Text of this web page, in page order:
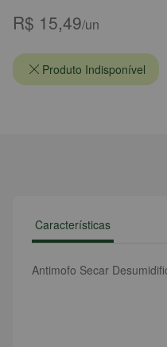
R$ 15,49/un
Produto Indisponível
Características
Antimofo Secar